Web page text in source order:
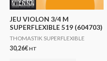
JEU VIOLON 3/4 M
SUPERFLEXIBLE 519 (604703)
THOMASTIK SUPERFLEXIBLE
30,26€HT